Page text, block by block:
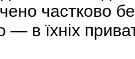
частково
— в їхніх